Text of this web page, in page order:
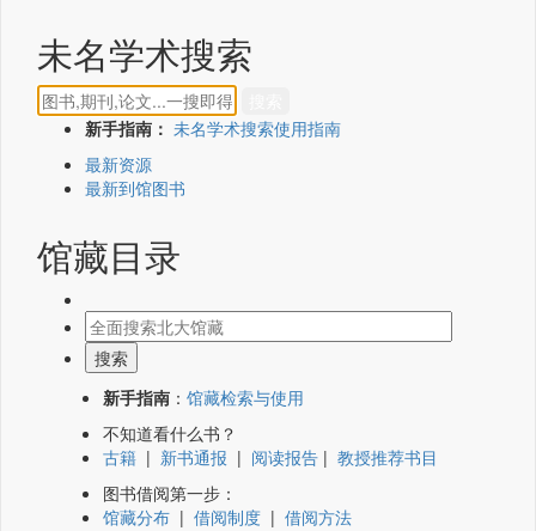
未名学术搜索
新手指南： 未名学术搜索使用指南
最新资源
最新到馆图书
馆藏目录
新手指南 ： 馆藏检索与使用
不知道看什么书？
古籍 | 新书通报 | 阅读报告 | 教授推荐书目
图书借阅第一步：
馆藏分布 | 借阅制度 | 借阅方法